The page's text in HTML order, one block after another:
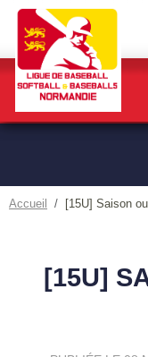
Accueil [15U] Saison
[15U]
Panneau de gestion